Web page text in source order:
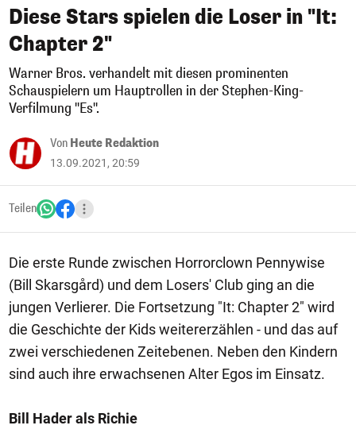
Diese Stars spielen die Loser in "It:
Chapter 2"
Warner Bros. verhandelt mit diesen prominenten
Schauspielern um Hauptrollen in der Stephen-King-
Verfilmung "Es".
Von Heute Redaktion
13.09.2021, 20:59
Teilen
Die erste Runde zwischen Horrorclown Pennywise
(Bill Skarsgård) und dem Losers' Club ging an die
jungen Verlierer. Die Fortsetzung "It: Chapter 2" wird
die Geschichte der Kids weitererzählen - und das auf
zwei verschiedenen Zeitebenen. Neben den Kindern
sind auch ihre erwachsenen Alter Egos im Einsatz.
Bill Hader als Richie